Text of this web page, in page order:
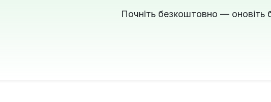
Почніть безкоштовно — оновіть